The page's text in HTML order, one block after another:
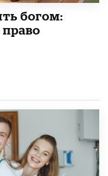
богом: